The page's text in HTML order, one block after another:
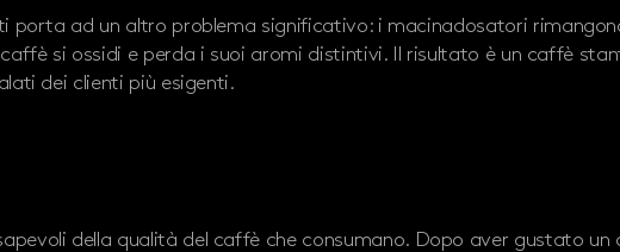
porta ad un altro problema significativo: i macinadosatori
si ossidi e perda i suoi aromi distintivi. Il risultato è un caffè
dei clienti più esigenti.
della qualità del caffè che consumano. Dopo aver gustato